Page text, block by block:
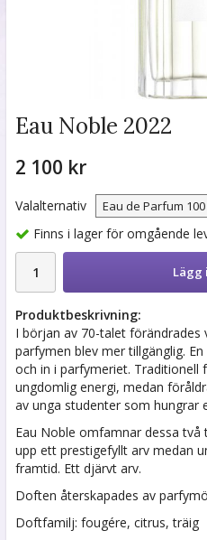
Eau Noble 2022
2 100 kr
Valalternativ
Finns i lager för omgående
Lägg
Produktbeskrivning:
I början av 70-talet förändrades
parfymen blev mer tillgänglig.
och in i parfymeriet.
ungdomlig energi, medan
av unga studenter som hungrar
Eau Noble omfamnar dessa
upp ett prestigefyllt arv medan
framtid. Ett djärvt arv.
Doften återskapades av
Doftfamilj: fougére, citrus, träig